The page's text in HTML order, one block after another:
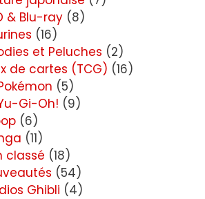
& Blu-ray (8)
(16)
et Peluches (2)
de cartes (TCG) (16)
(5)
Gi-Oh! (9)
(6)
(11)
classé (18)
(54)
Ghibli (4)